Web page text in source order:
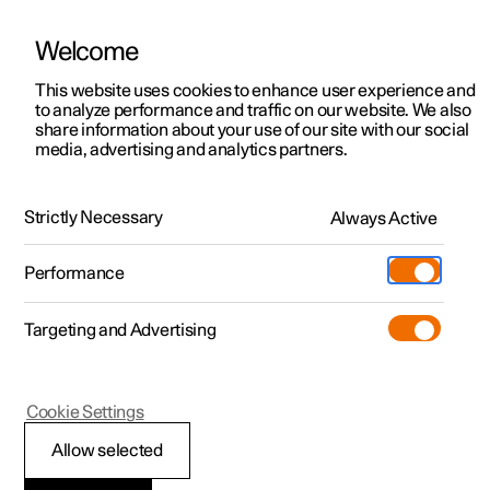
Polestar 2
Polestar 3
Polestar 4
Lading
Butikk
Mer
Bli bedre kjent med Polestar 2
Prøvekjøring
Tilgjengelige biler
Konfigurer
Bli bedre kjent med Polestar 3
Prøvekjøring
Tilgjengelige biler
Konfigurer
Bli bedre kjent med Polestar 4
Prøvekjøring
Tilgjengelige biler
Konfigurer
Bli bedre kjent med Polestar 5
Lær om lading
Ladenettverk
Kampanjer
Tilgjengelige biler
Pre-owned
Prøvekjøring
Extras
Additionals
Bedrift & firmabiler
Slik kjøper du
Support
Servicelokasjoner
Eierskap
Lokasjoner
Bærekraft
Nyheter
Welcome
This website uses cookies to enhance user experience and
to analyze performance and traffic on our website. We also
share information about your use of our site with our social
media, advertising and analytics partners.
Strictly Necessary Always Active
Performance
Targeting and Advertising
Allow selected
Cookie Settings